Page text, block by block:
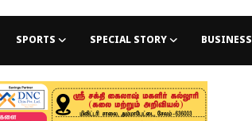
SPORTS SPECIAL STORY BUSINESS